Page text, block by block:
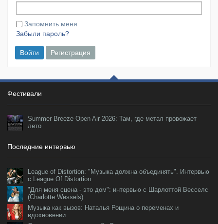
Запомнить меня
Забыли пароль?
Войти Регистрация
Фестивали
Summer Breeze Open Air 2026: Там, где метал провожает
лето
Последние интервью
League of Distortion: "Музыка должна объединять". Интервью
с League Of Distortion
"Для меня сцена - это дом": интервью с Шарлоттой Весселс
(Charlotte Wessels)
Музыка как вызов: Наталья Рощина о переменах и
вдохновении